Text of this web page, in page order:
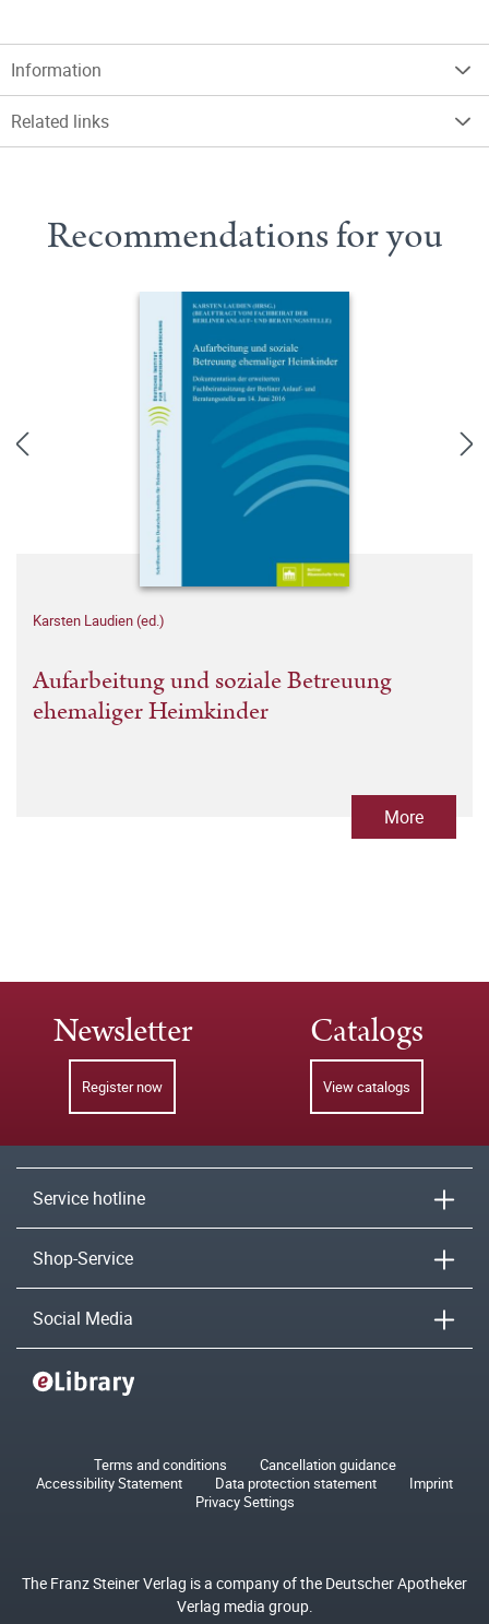
Information
Related links
Recommendations for you
Karsten Laudien (ed.)
Aufarbeitung und soziale Betreuung
ehemaliger Heimkinder
More
Newsletter
Register now
Catalogs
View catalogs
Service hotline
Shop-Service
Social Media
Terms and conditions
Cancellation guidance
Accessibility Statement
Data protection statement
Imprint
Privacy Settings
The Franz Steiner Verlag is a company of the Deutscher Apotheker
Verlag media group.